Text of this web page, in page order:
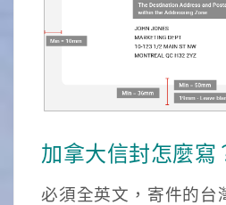
加拿大信封怎麼寫
必須全英文，寄件的台